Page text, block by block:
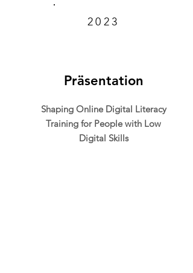
2023
Präsentation
Shaping Online Digital Literacy
Training for People with Low
Digital Skills